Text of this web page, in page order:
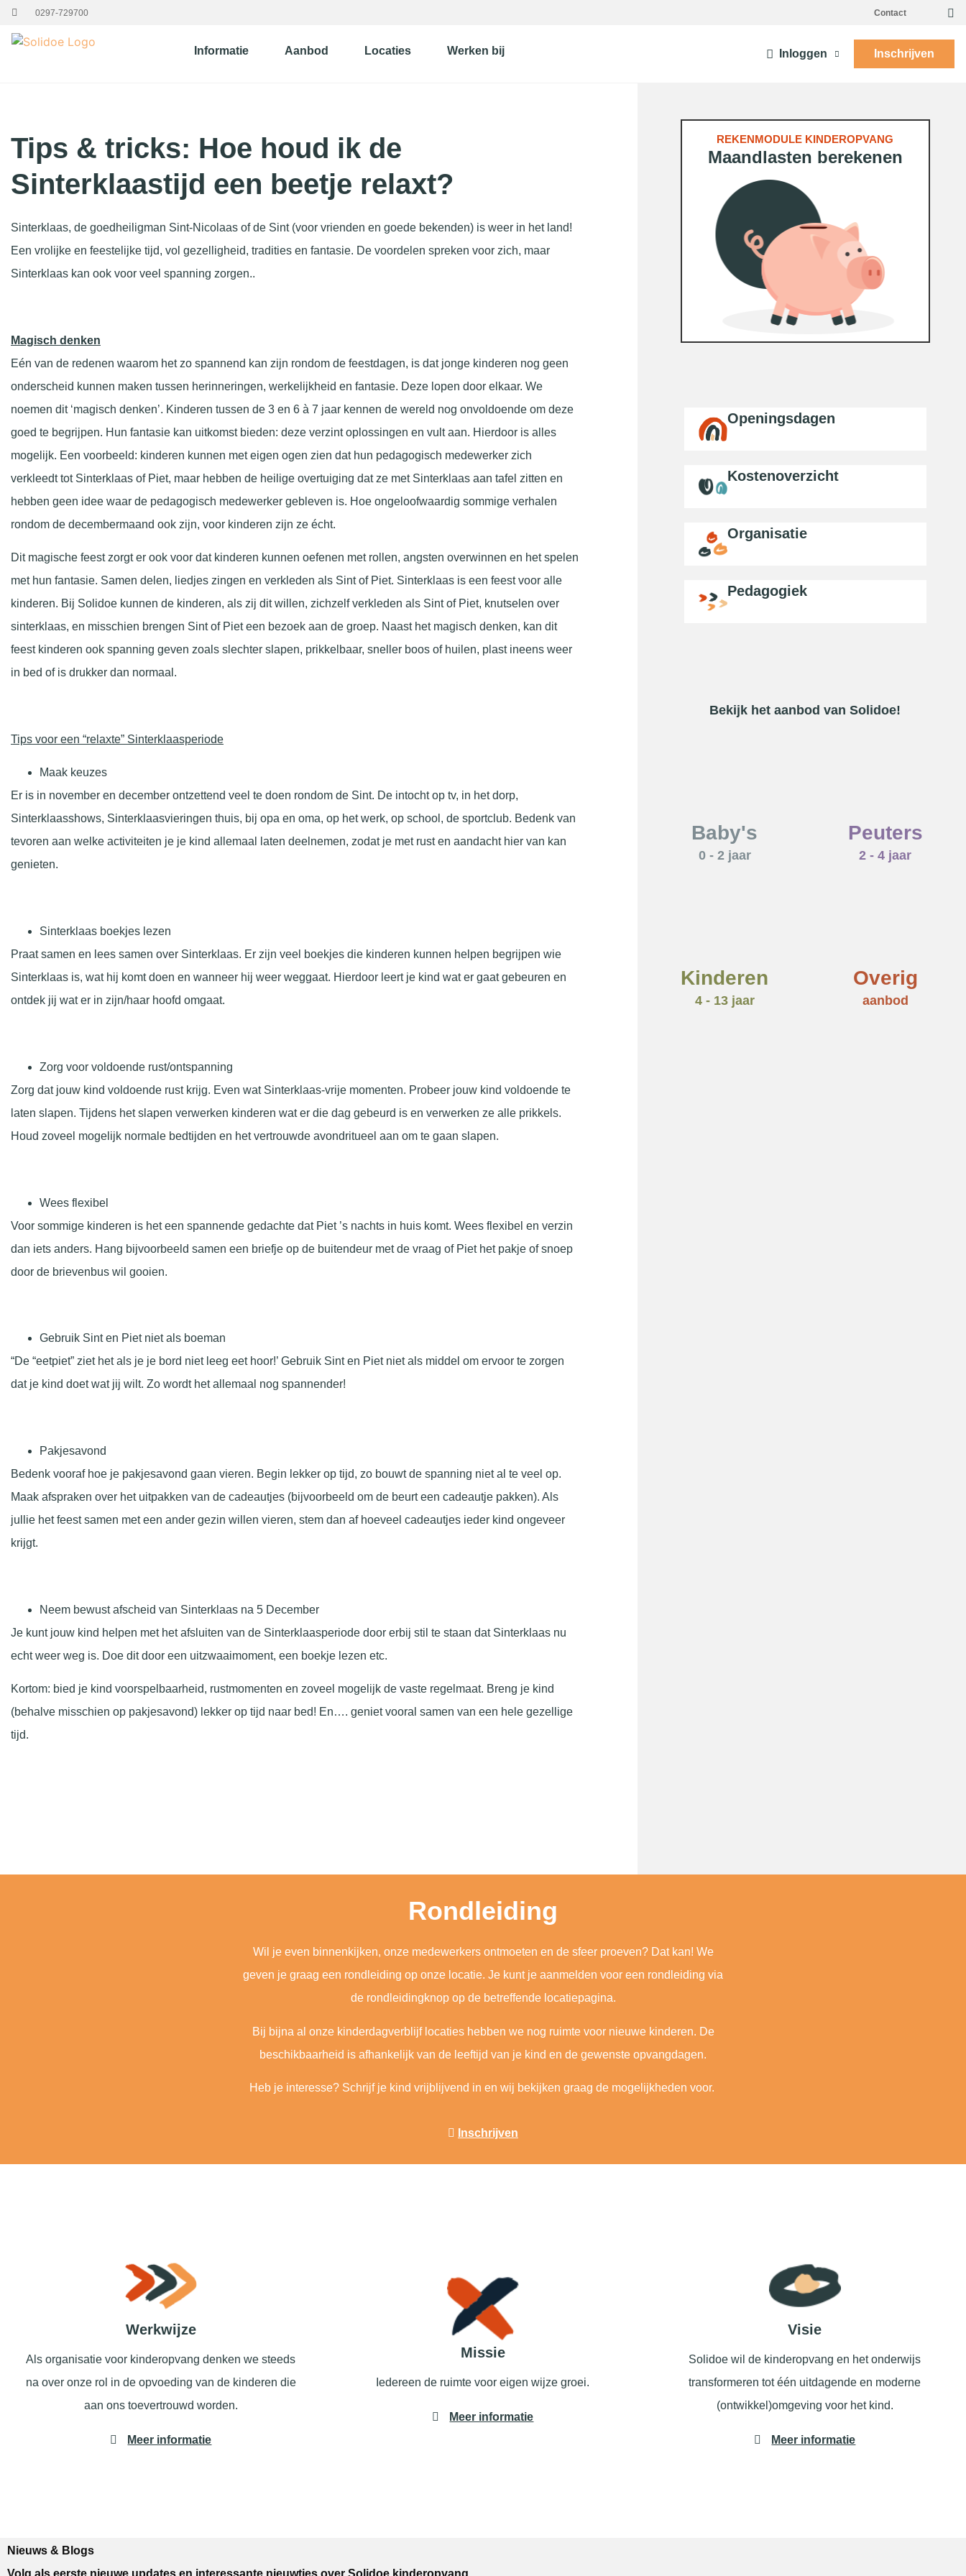
0297-729700 Contact
Informatie Aanbod Locaties Werken bij Inloggen Inschrijven
Tips & tricks: Hoe houd ik de
Sinterklaastijd een beetje relaxt?
Sinterklaas, de goedheiligman Sint-Nicolaas of de Sint (voor vrienden en goede bekenden) is weer in het land!
Een vrolijke en feestelijke tijd, vol gezelligheid, tradities en fantasie. De voordelen spreken voor zich, maar
Sinterklaas kan ook voor veel spanning zorgen..
Magisch denken
Eén van de redenen waarom het zo spannend kan zijn rondom de feestdagen, is dat jonge kinderen nog geen
onderscheid kunnen maken tussen herinneringen, werkelijkheid en fantasie. Deze lopen door elkaar. We
noemen dit ‘magisch denken’. Kinderen tussen de 3 en 6 à 7 jaar kennen de wereld nog onvoldoende om deze
goed te begrijpen. Hun fantasie kan uitkomst bieden: deze verzint oplossingen en vult aan. Hierdoor is alles
mogelijk. Een voorbeeld: kinderen kunnen met eigen ogen zien dat hun pedagogisch medewerker zich
verkleedt tot Sinterklaas of Piet, maar hebben de heilige overtuiging dat ze met Sinterklaas aan tafel zitten en
hebben geen idee waar de pedagogisch medewerker gebleven is. Hoe ongeloofwaardig sommige verhalen
rondom de decembermaand ook zijn, voor kinderen zijn ze écht.
Dit magische feest zorgt er ook voor dat kinderen kunnen oefenen met rollen, angsten overwinnen en het spelen
met hun fantasie. Samen delen, liedjes zingen en verkleden als Sint of Piet. Sinterklaas is een feest voor alle
kinderen. Bij Solidoe kunnen de kinderen, als zij dit willen, zichzelf verkleden als Sint of Piet, knutselen over
sinterklaas, en misschien brengen Sint of Piet een bezoek aan de groep. Naast het magisch denken, kan dit
feest kinderen ook spanning geven zoals slechter slapen, prikkelbaar, sneller boos of huilen, plast ineens weer
in bed of is drukker dan normaal.
Tips voor een “relaxte” Sinterklaasperiode
Maak keuzes
Er is in november en december ontzettend veel te doen rondom de Sint. De intocht op tv, in het dorp,
Sinterklaasshows, Sinterklaasvieringen thuis, bij opa en oma, op het werk, op school, de sportclub. Bedenk van
tevoren aan welke activiteiten je je kind allemaal laten deelnemen, zodat je met rust en aandacht hier van kan
genieten.
Sinterklaas boekjes lezen
Praat samen en lees samen over Sinterklaas. Er zijn veel boekjes die kinderen kunnen helpen begrijpen wie
Sinterklaas is, wat hij komt doen en wanneer hij weer weggaat. Hierdoor leert je kind wat er gaat gebeuren en
ontdek jij wat er in zijn/haar hoofd omgaat.
Zorg voor voldoende rust/ontspanning
Zorg dat jouw kind voldoende rust krijg. Even wat Sinterklaas-vrije momenten. Probeer jouw kind voldoende te
laten slapen. Tijdens het slapen verwerken kinderen wat er die dag gebeurd is en verwerken ze alle prikkels.
Houd zoveel mogelijk normale bedtijden en het vertrouwde avondritueel aan om te gaan slapen.
Wees flexibel
Voor sommige kinderen is het een spannende gedachte dat Piet ’s nachts in huis komt. Wees flexibel en verzin
dan iets anders. Hang bijvoorbeeld samen een briefje op de buitendeur met de vraag of Piet het pakje of snoep
door de brievenbus wil gooien.
Gebruik Sint en Piet niet als boeman
“De “eetpiet” ziet het als je je bord niet leeg eet hoor!’ Gebruik Sint en Piet niet als middel om ervoor te zorgen
dat je kind doet wat jij wilt. Zo wordt het allemaal nog spannender!
Pakjesavond
Bedenk vooraf hoe je pakjesavond gaan vieren. Begin lekker op tijd, zo bouwt de spanning niet al te veel op.
Maak afspraken over het uitpakken van de cadeautjes (bijvoorbeeld om de beurt een cadeautje pakken). Als
jullie het feest samen met een ander gezin willen vieren, stem dan af hoeveel cadeautjes ieder kind ongeveer
krijgt.
Neem bewust afscheid van Sinterklaas na 5 December
Je kunt jouw kind helpen met het afsluiten van de Sinterklaasperiode door erbij stil te staan dat Sinterklaas nu
echt weer weg is. Doe dit door een uitzwaaimoment, een boekje lezen etc.
Kortom: bied je kind voorspelbaarheid, rustmomenten en zoveel mogelijk de vaste regelmaat. Breng je kind
(behalve misschien op pakjesavond) lekker op tijd naar bed! En…. geniet vooral samen van een hele gezellige
tijd.
REKENMODULE KINDEROPVANG
Maandlasten berekenen
Openingsdagen
Kostenoverzicht
Organisatie
Pedagogiek
Bekijk het aanbod van Solidoe!
Baby's
0 - 2 jaar
Peuters
2 - 4 jaar
Kinderen
4 - 13 jaar
Overig
aanbod
Rondleiding
Wil je even binnenkijken, onze medewerkers ontmoeten en de sfeer proeven? Dat kan! We
geven je graag een rondleiding op onze locatie. Je kunt je aanmelden voor een rondleiding via
de rondleidingknop op de betreffende locatiepagina.
Bij bijna al onze kinderdagverblijf locaties hebben we nog ruimte voor nieuwe kinderen. De
beschikbaarheid is afhankelijk van de leeftijd van je kind en de gewenste opvangdagen.
Heb je interesse? Schrijf je kind vrijblijvend in en wij bekijken graag de mogelijkheden voor.
Inschrijven
Werkwijze
Als organisatie voor kinderopvang denken we steeds
na over onze rol in de opvoeding van de kinderen die
aan ons toevertrouwd worden.
Meer informatie
Missie
Iedereen de ruimte voor eigen wijze groei.
Meer informatie
Visie
Solidoe wil de kinderopvang en het onderwijs
transformeren tot één uitdagende en moderne
(ontwikkel)omgeving voor het kind.
Meer informatie
Nieuws & Blogs
Volg als eerste nieuwe updates en interessante nieuwtjes over Solidoe kinderopvang.